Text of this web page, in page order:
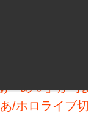
〜め♡」が可
/ホロライブ切